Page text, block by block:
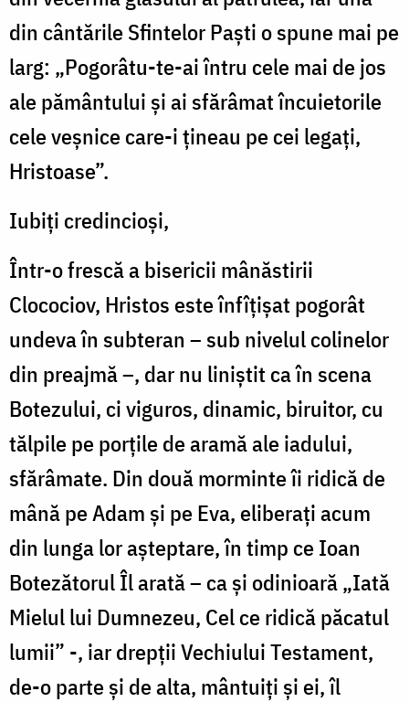
din cântările Sfintelor Paști o spune mai pe
larg: „Pogorâtu-te-ai întru cele mai de jos
ale pământului și ai sfărâmat încuietorile
cele veșnice care-i țineau pe cei legați,
Hristoase”.
Iubiți credincioși,
Într-o frescă a bisericii mânăstirii
Clocociov, Hristos este înfîțișat pogorât
undeva în subteran – sub nivelul colinelor
din preajmă–, dar nu liniștit ca în scena
Botezului, ci viguros, dinamic, biruitor, cu
tălpile pe porțile de aramă ale iadului,
sfărâmate. Din două morminte îi ridică de
mână pe Adam și pe Eva, eliberați acum
din lunga lor așteptare, în timp ce Ioan
Botezătorul Îl arată – ca și odinioară „Iată
Mielul lui Dumnezeu, Cel ce ridică păcatul
lumii” -, iar drepții Vechiului Testament,
de-o parte și de alta, mântuiți și ei, îl